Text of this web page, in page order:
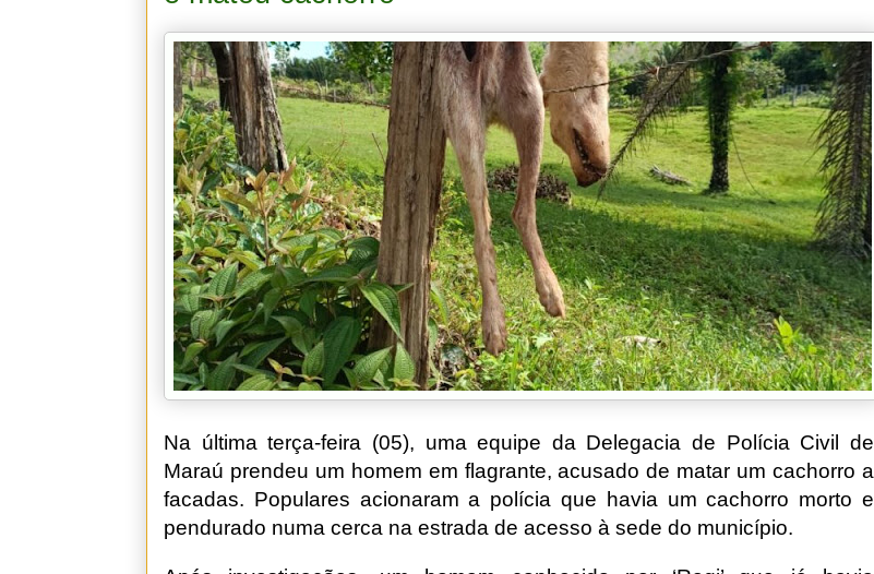
Na última terça-feira (05), uma equipe da Delegacia de Polícia Civil de
Maraú prendeu um homem em flagrante, acusado de matar um cachorro a
facadas. Populares acionaram a polícia que havia um cachorro morto e
pendurado numa cerca na estrada de acesso à sede do município.